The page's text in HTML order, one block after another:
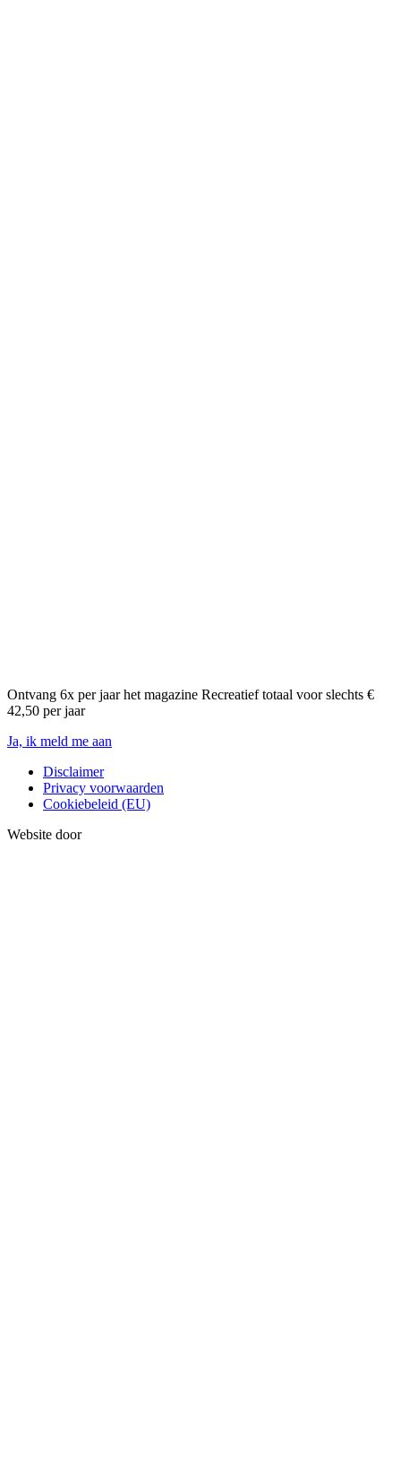
Ontvang 6x per jaar het magazine Recreatief totaal voor slechts €
42,50 per jaar
Ja, ik meld me aan
Disclaimer
Privacy voorwaarden
Cookiebeleid (EU)
Website door